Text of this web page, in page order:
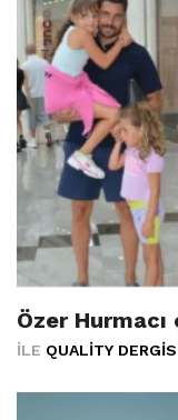
Özer
İLE QUALITY